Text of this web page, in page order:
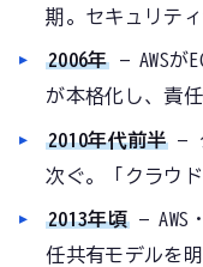
期。セキュリテ
2006年 — AWSが
が本格化し、責
2010年代前半 —
次ぐ。「クラウ
2013年頃— AWS
任共有モデルを